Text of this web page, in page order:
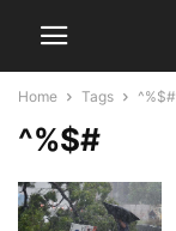
Home Tags ^%$#
^%$#